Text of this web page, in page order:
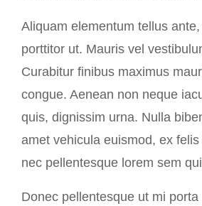
Aliquam elementum tellus
porttitor ut. Mauris vel
Curabitur finibus maximus
congue. Aenean non neque
quis, dignissim urna. Nulla
amet vehicula euismod, ex
nec pellentesque lorem sem
Donec pellentesque ut mi porta